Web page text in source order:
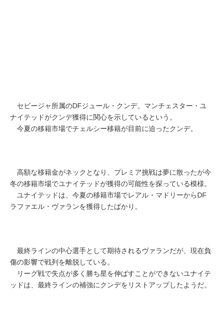
セビージャ所属のDFジュール・クンデ。マンチェスター・ユ
ナイテッドがクンデ獲得に関心を示しているという。
今夏の移籍市場でチェルシー移籍が目前に迫ったクンデ。
高額な移籍金がネックとなり、プレミア挑戦は夢に散ったが今
冬の移籍市場でユナイテッドが獲得の可能性を探っている模様。
ユナイテッドは、今夏の移籍市場でレアル・マドリーからDF
ラファエル・ヴァランを獲得したばかり。
最終ラインの中心選手として期待されるヴァランだが、現在負
傷の影響で戦列を離脱している。
リーグ戦で失点が多く勝ち星を伸ばすことができないユナイテ
ッドは、最終ラインの補強にクンデをリストアップしたようだ。